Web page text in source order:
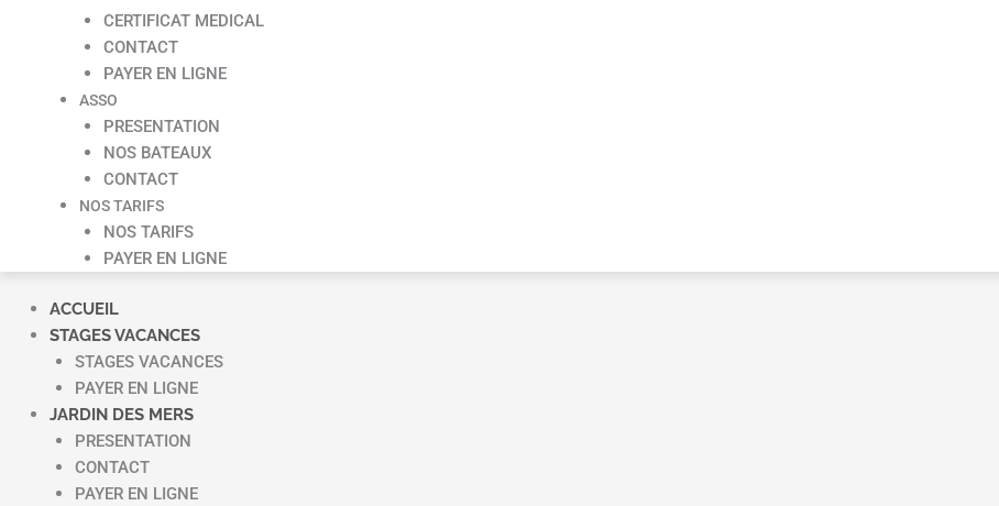
CERTIFICAT MEDICAL
CONTACT
PAYER EN LIGNE
ASSO
PRESENTATION
NOS BATEAUX
CONTACT
NOS TARIFS
NOS TARIFS
PAYER EN LIGNE
ACCUEIL
STAGES VACANCES
STAGES VACANCES
PAYER EN LIGNE
JARDIN DES MERS
PRESENTATION
CONTACT
PAYER EN LIGNE